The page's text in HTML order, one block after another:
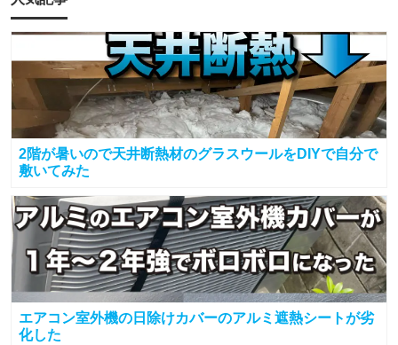
2階が暑いので天井断熱材のグラスウールをDIYで自分で
敷いてみた
エアコン室外機の日除けカバーのアルミ遮熱シートが劣
化した